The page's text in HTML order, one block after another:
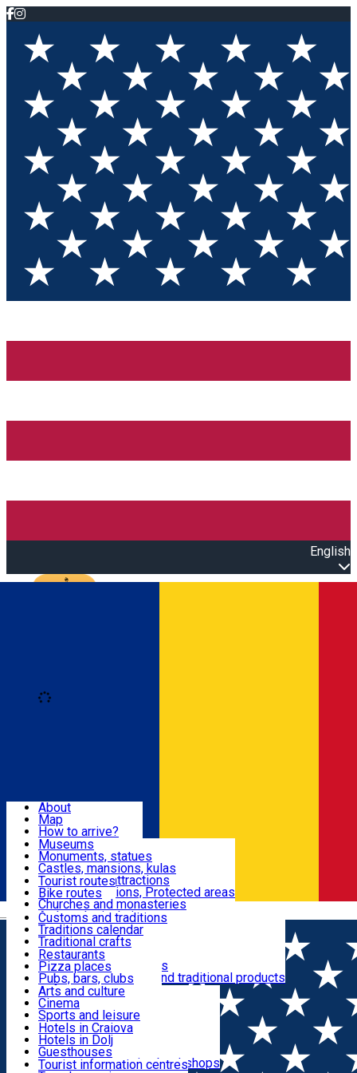
English
Română
Attractions
Routes
Customs, Traditions
Food & Drinks
Leisure & Fun
Accommodation
Useful
About
Map
How to arrive?
Recommendations
Tourist attractions
News
Museums
Monuments, statues
Castles, mansions, kulas
Architectural attractions
Natural attractions, Protected areas
Churches and monasteries
Archaeological sites
Parks and gardens
Tourist routes
Bike routes
Customs and traditions
Traditions calendar
Traditional crafts
Traditional cuisine
Wineries and vineyards
Local manufacturers and traditional products
Restaurants
Pizza places
Pubs, bars, clubs
Cafes and teahouses
Sweets and ice cream
Fast-food
Arts and culture
Cinema
Sports and leisure
Horse riding
Swimming pools
Zoo
Shopping, souvenirs, bookshops
Hotels in Craiova
Hotels in Dolj
Guesthouses
Villas
Tourist information centres